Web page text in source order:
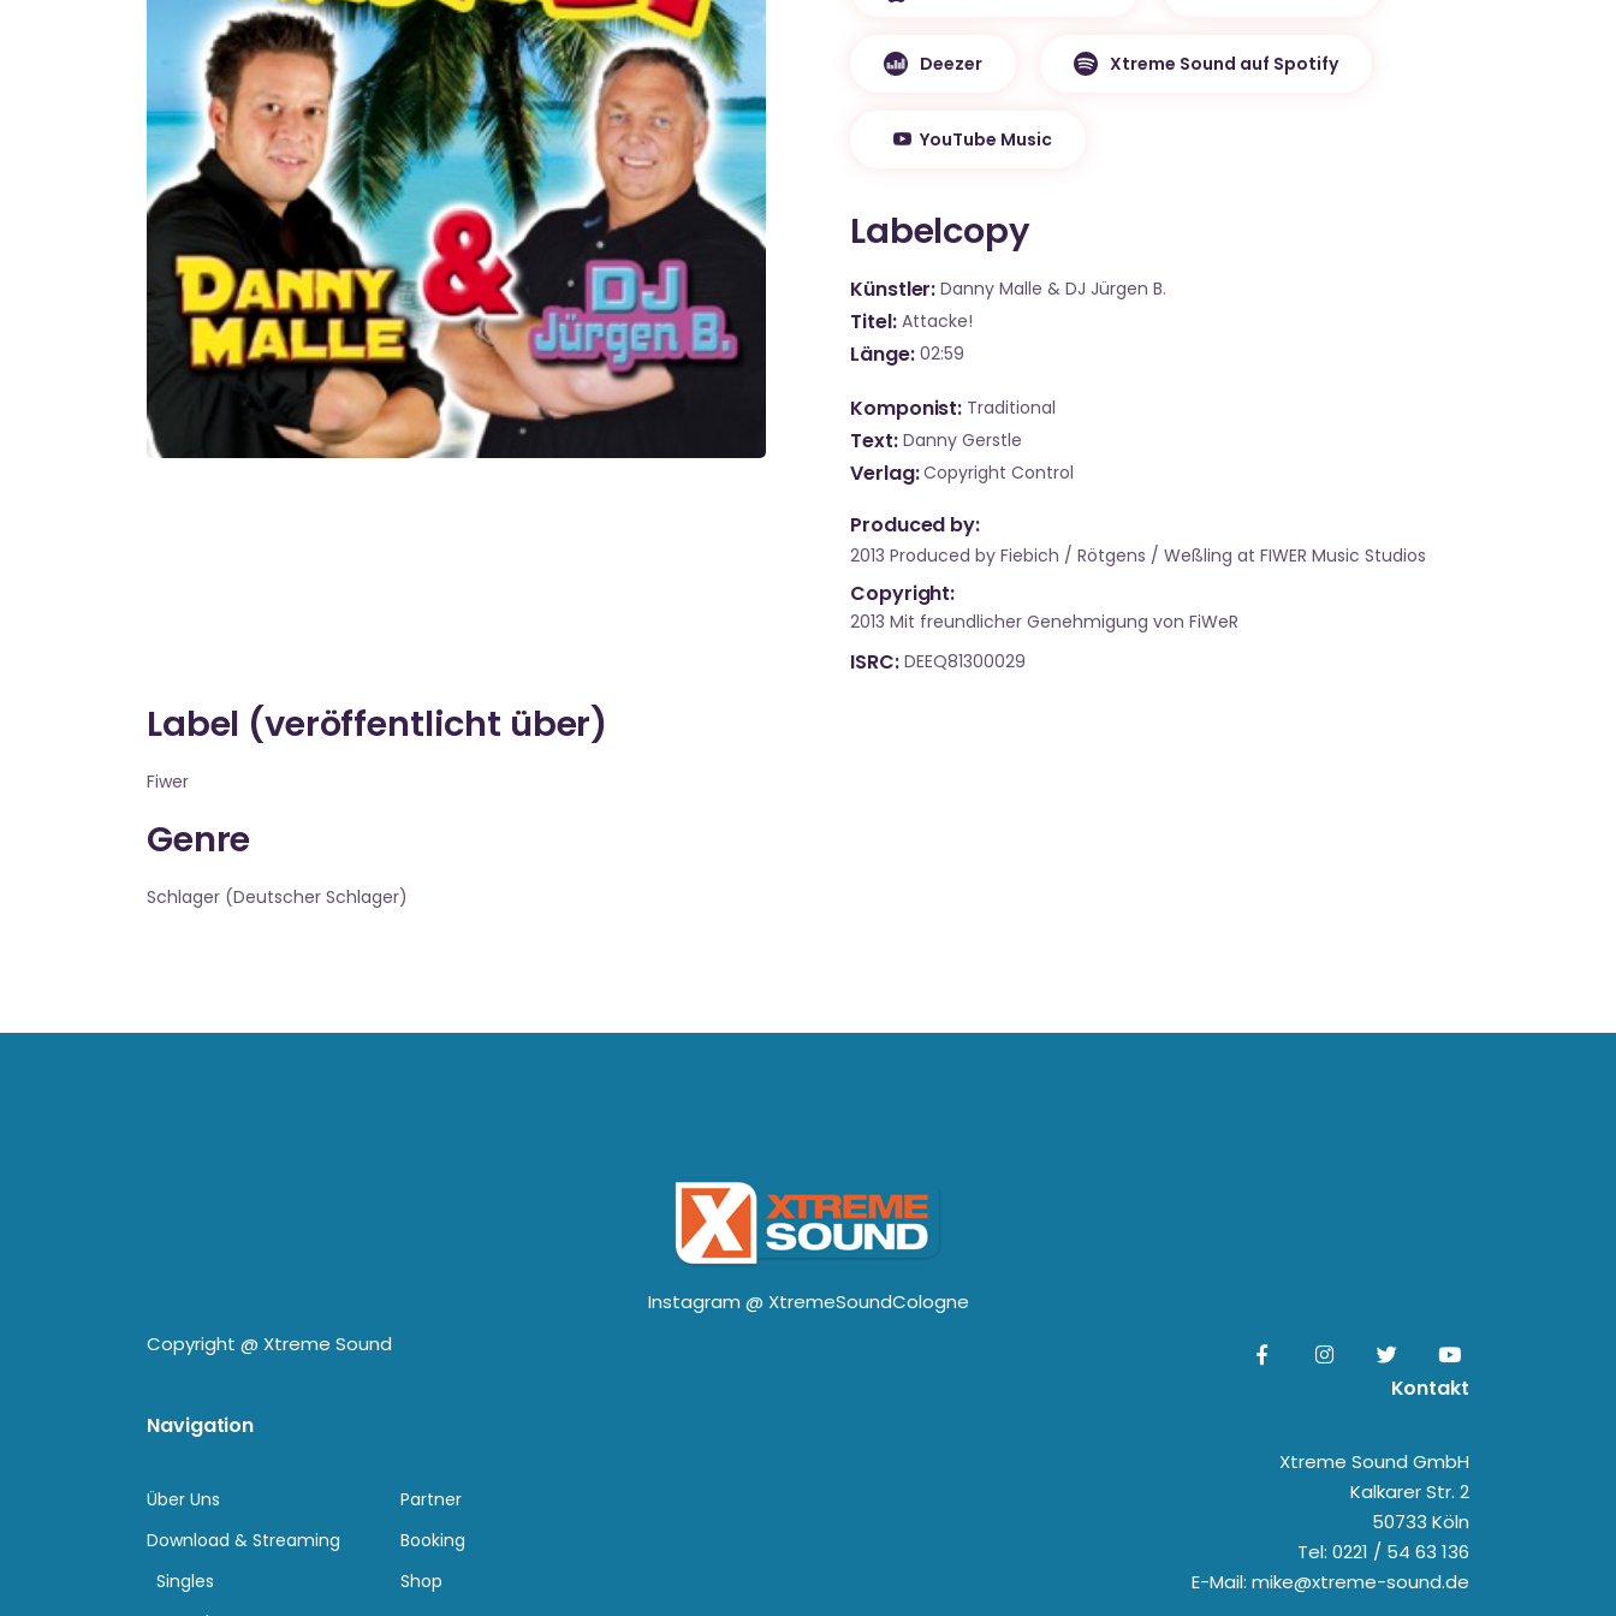
Deezer Xtreme Sound auf Spotify
YouTube Music
Labelcopy
Künstler Danny Malle & DJ Jürgen B.
Titel Attacke!
Länge 02:59
Komponist Traditional
Text Danny Gerstle
Verlag Copyright Control
Produced by:
2013 Produced by Fiebich / Rötgens / Weßling at FIWER Music Studios
Copyright:
2013 Mit freundlicher Genehmigung von FiWeR
ISRC DEEQ81300029
Label (veröffentlicht über)
Fiwer
Genre
Schlager (Deutscher Schlager)
Instagram @ XtremeSoundCologne
Copyright @ Xtreme Sound
Navigation
Über Uns
Download & Streaming
Singles
Partner
Booking
Shop
Kontakt
Xtreme Sound GmbH
Kalkarer Str. 2
50733 Köln
Tel: 0221 / 54 63 136
E-Mail: mike@xtreme-sound.de